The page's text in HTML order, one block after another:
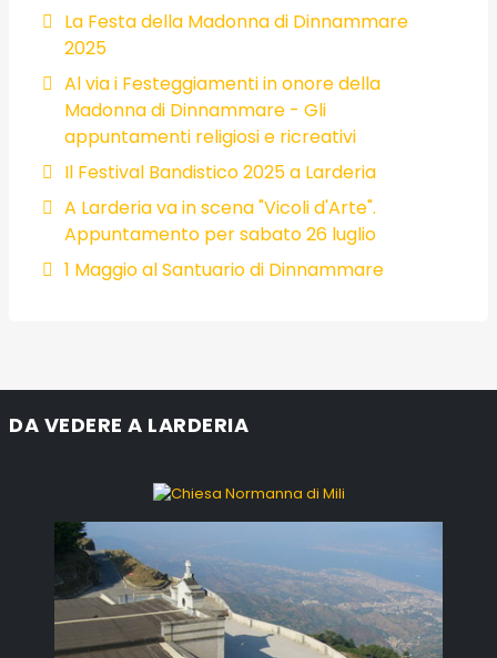
La Festa della Madonna di Dinnammare
2025
Al via i Festeggiamenti in onore della
Madonna di Dinnammare - Gli
appuntamenti religiosi e ricreativi
Il Festival Bandistico 2025 a Larderia
A Larderia va in scena "Vicoli d'Arte".
Appuntamento per sabato 26 luglio
1 Maggio al Santuario di Dinnammare
DA VEDERE A LARDERIA